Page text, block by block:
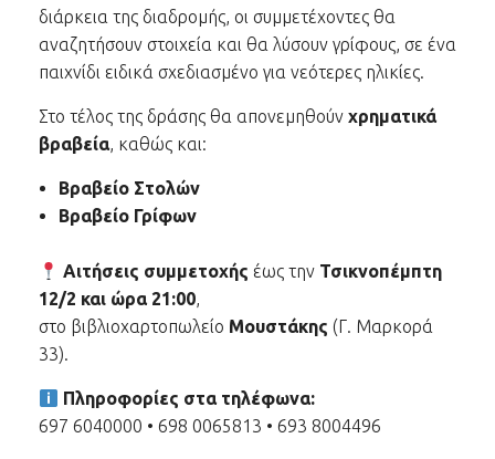
διάρκεια της διαδρομής, οι συμμετέχοντες θα
αναζητήσουν στοιχεία και θα λύσουν γρίφους, σε ένα
παιχνίδι ειδικά σχεδιασμένο για νεότερες ηλικίες.
Στο τέλος της δράσης θα απονεμηθούν χρηματικά
βραβεία, καθώς και:
Βραβείο Στολών
Βραβείο Γρίφων
Αιτήσεις συμμετοχής έως την Τσικνοπέμπτη
12/2 και ώρα 21:00,
στο βιβλιοχαρτοπωλείο Μουστάκης (Γ. Μαρκορά
33).
Πληροφορίες στα τηλέφωνα:
697 6040000 • 698 0065813 • 693 8004496